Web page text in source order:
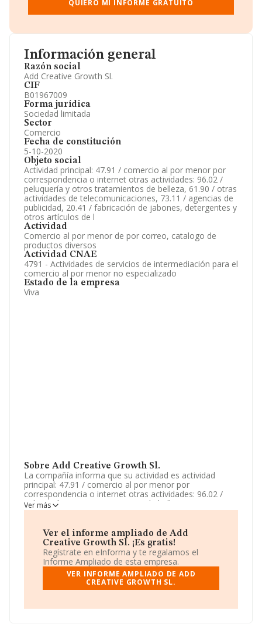
Información general
Razón social
Add Creative Growth Sl.
CIF
B01967009
Forma jurídica
Sociedad limitada
Sector
Comercio
Fecha de constitución
5-10-2020
Objeto social
Actividad principal: 47.91 / comercio al por menor por
correspondencia o internet otras actividades: 96.02 /
peluquería y otros tratamientos de belleza, 61.90 / otras
actividades de telecomunicaciones, 73.11 / agencias de
publicidad, 20.41 / fabricación de jabones, detergentes y
otros artículos de l
Actividad
Comercio al por menor de por correo, catalogo de
productos diversos
Actividad CNAE
4791 - Actividades de servicios de intermediación para el
comercio al por menor no especializado
Estado de la empresa
Viva
Sobre Add Creative Growth Sl.
La compañía informa que su actividad es actividad
principal: 47.91 / comercio al por menor por
correspondencia o internet otras actividades: 96.02 /
peluquería y otros tratamientos de belleza, 61.90 / otras
actividades de telecomunicaciones, 73.11 / agencias de
otros artículos de l. La empresa aparece inscrita en el
Registro Mercantil como Sociedad Limitada. Su
actividad CNAE es 'Actividades de servicios de
intermediación para el comercio al por menor no
especializado' con código 4791. La sociedad no tiene
actividad en mercados exteriores.
B01967009, en el municipio de Benahavís, provincia de
Ver más
Ver el informe ampliado de Add
Creative Growth Sl. ¡Es gratis!
Regístrate en eInforma y te regalamos el
Informe Ampliado de esta empresa.
VER INFORME AMPLIADO DE ADD
CREATIVE GROWTH SL.
Consejo de Administración y Administradores.
Directivos y Ejecutivos.
Información oficial y registral complementaria.
QUIERO MI INFORME GRATUITO